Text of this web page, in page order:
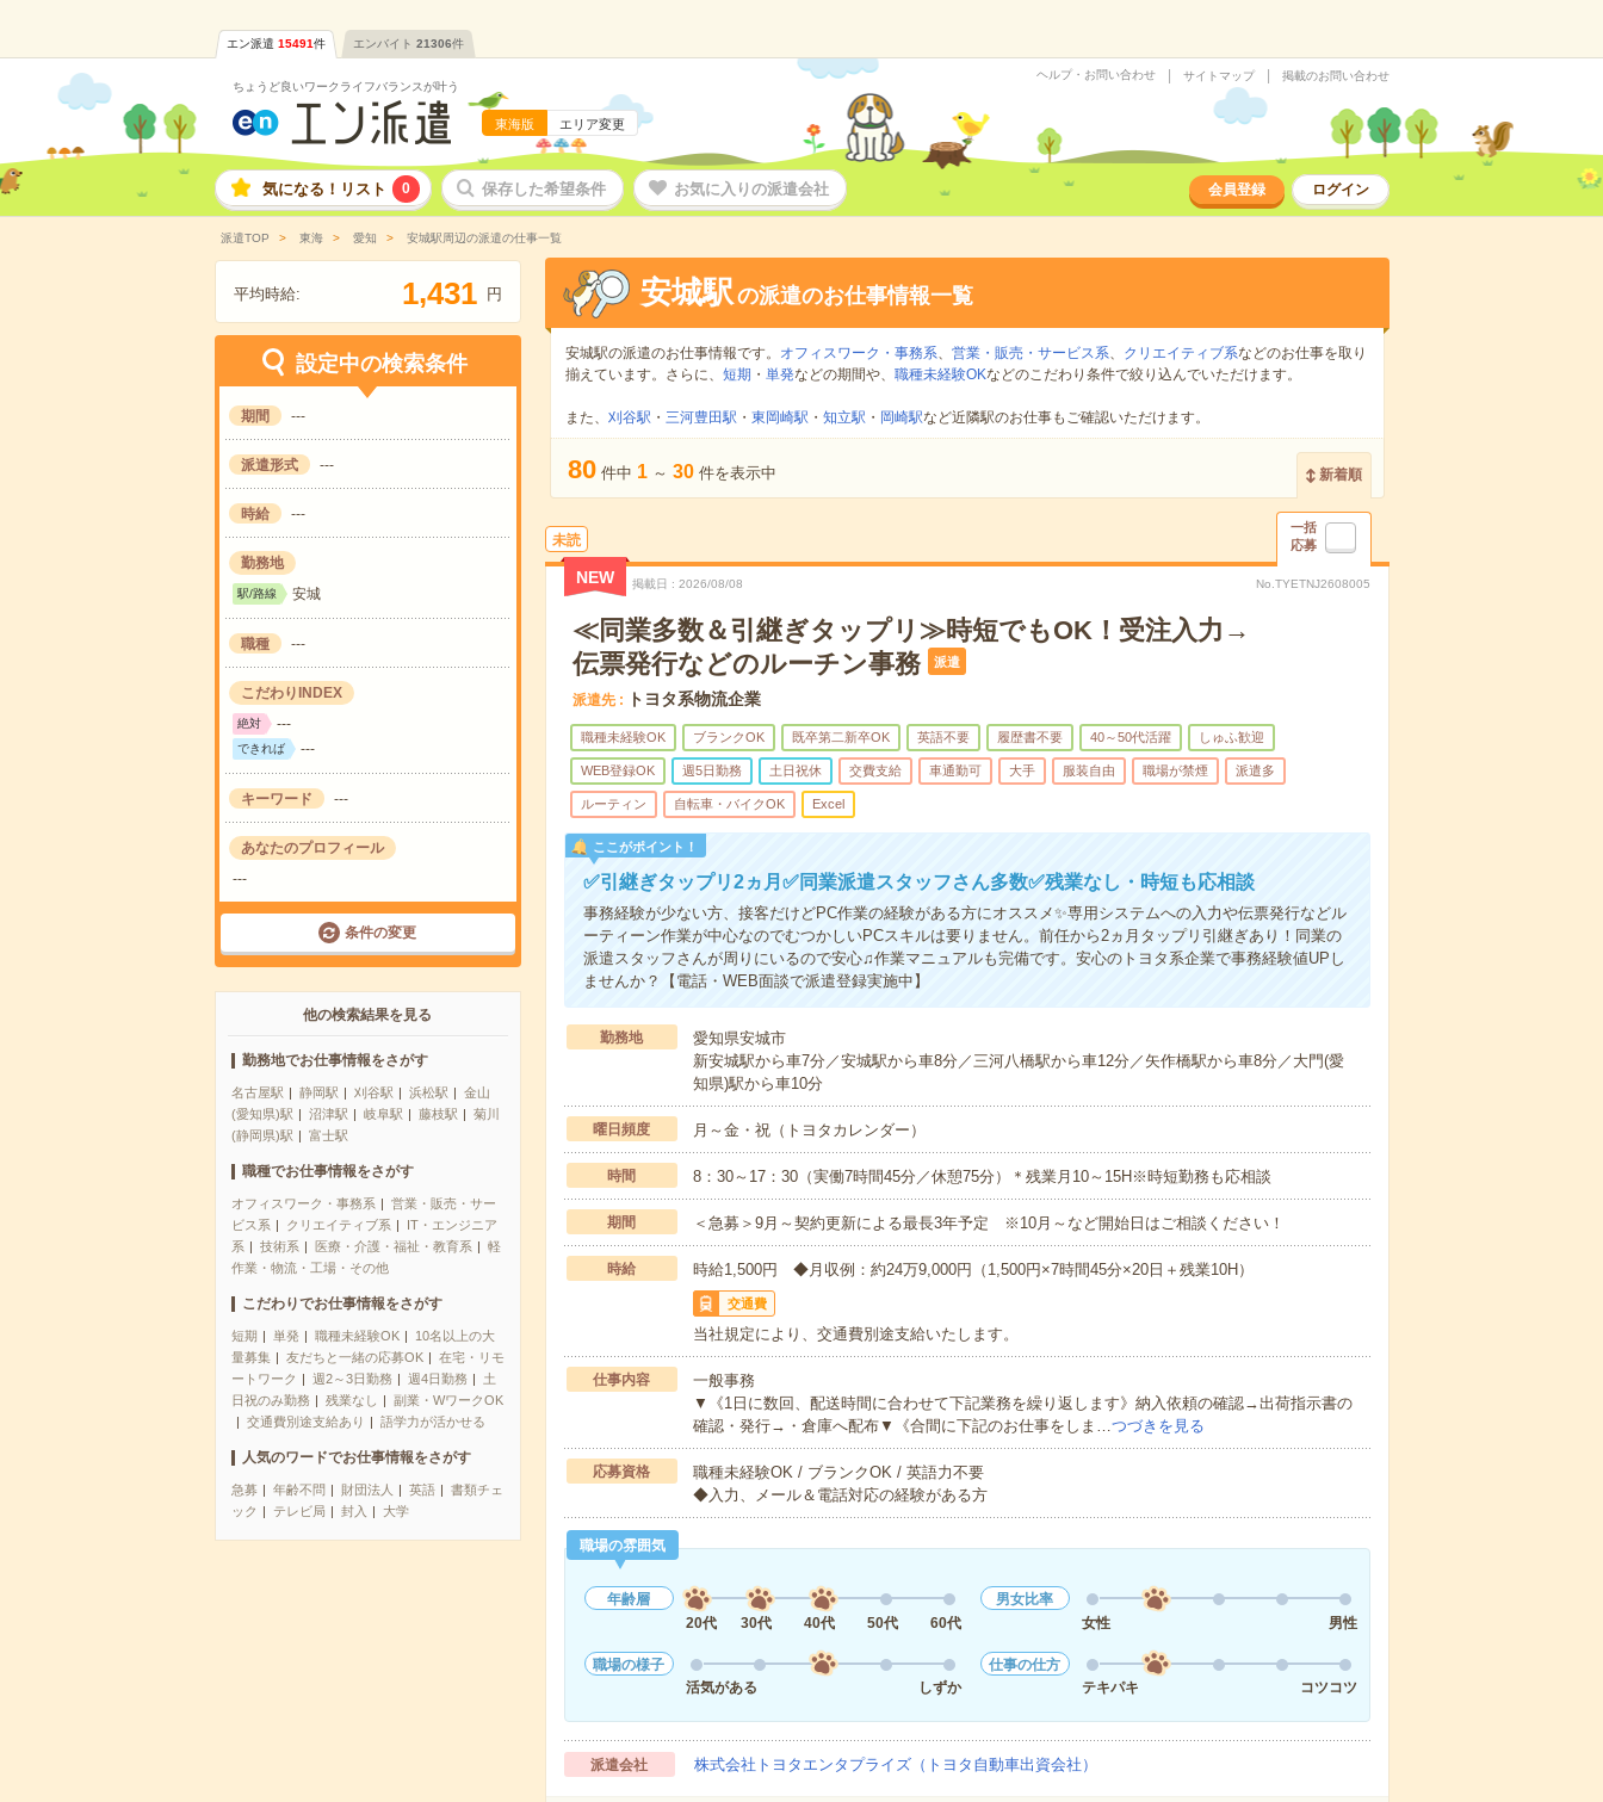
エン派遣 15491件 エンバイト 21306件
ちょうど良いワークライフバランスが叶う
東海版 エリア変更
ヘルプ・お問い合わせ サイトマップ 掲載のお問い合わせ
気になる！リスト 0 保存した希望条件 お気に入りの派遣会社 会員登録 ログイン
派遣TOP 東海 愛知 安城駅周辺の派遣の仕事一覧
平均時給: 1,431 円
設定中の検索条件
期間 ---
派遣形式 ---
時給 ---
勤務地
駅/路線 安城
職種 ---
こだわりINDEX
絶対 ---
できれば ---
キーワード ---
あなたのプロフィール
---
条件の変更
他の検索結果を見る
勤務地でお仕事情報をさがす
名古屋駅 静岡駅 刈谷駅 浜松駅
金山
(愛知県)駅
沼津駅 岐阜駅 藤枝駅
菊川
(静岡県)駅
富士駅
職種でお仕事情報をさがす
オフィスワーク・事務系
営業・販売・サー
ビス系
クリエイティブ系
IT・エンジニア
系
技術系 医療・介護・福祉・教育系
軽
作業・物流・工場・その他
こだわりでお仕事情報をさがす
短期 単発 職種未経験OK
10名以上の大
量募集
友だちと一緒の応募OK
在宅・リモ
ートワーク
週2～3日勤務 週4日勤務
土
日祝のみ勤務
残業なし
副業・WワークOK
交通費別途支給あり
語学力が活かせる
人気のワードでお仕事情報をさがす
急募 年齢不問 財団法人 英語
書類チェ
ック
テレビ局 封入 大学
安城駅の派遣のお仕事情報一覧
安城駅の派遣のお仕事情報です。 オフィスワーク・事務系、 営業・販売・サービス系、 クリエイティブ系などのお仕事を取り
揃えています。さらに、 短期 ・ 単発などの期間や、 職種未経験OKなどのこだわり条件で絞り込んでいただけます。
また、 刈谷駅 ・ 三河豊田駅 ・ 東岡崎駅 ・ 知立駅 ・ 岡崎駅など近隣駅のお仕事もご確認いただけます。
80 件中 1 ～ 30 件を表示中 新着順
未読
一括
応募
NEW 掲載日 2026/08/08 No.TYETNJ2608005
≪同業多数＆引継ぎタップリ≫時短でもOK！受注入力→
伝票発行などのルーチン事務
派遣
派遣先 トヨタ系物流企業
職種未経験OK ブランクOK 既卒第二新卒OK 英語不要 履歴書不要 40～50代活躍 しゅふ歓迎
WEB登録OK 週5日勤務 土日祝休 交費支給 車通勤可 大手 服装自由 職場が禁煙 派遣多
ルーティン 自転車・バイクOK Excel
ここがポイント！
✅引継ぎタップリ2ヵ月✅同業派遣スタッフさん多数✅残業なし・時短も応相談
事務経験が少ない方、接客だけどPC作業の経験がある方にオススメ✨専用システムへの入力や伝票発行などル
ーティーン作業が中心なのでむつかしいPCスキルは要りません。前任から2ヵ月タップリ引継ぎあり！同業の
派遣スタッフさんが周りにいるので安心♫作業マニュアルも完備です。安心のトヨタ系企業で事務経験値UPし
ませんか？【電話・WEB面談で派遣登録実施中】
勤務地
愛知県安城市
新安城駅から車7分／安城駅から車8分／三河八橋駅から車12分／矢作橋駅から車8分／大門(愛
知県)駅から車10分
曜日頻度 月～金・祝（トヨタカレンダー）
時間 8：30～17：30（実働7時間45分／休憩75分）＊残業月10～15H※時短勤務も応相談
期間 ＜急募＞9月～契約更新による最長3年予定 ※10月～など開始日はご相談ください！
時給 時給1,500円 ◆月収例：約24万9,000円（1,500円×7時間45分×20日＋残業10H）
交通費
当社規定により、交通費別途支給いたします。
仕事内容
一般事務
▼《1日に数回、配送時間に合わせて下記業務を繰り返します》納入依頼の確認→出荷指示書の
確認・発行→・倉庫へ配布▼《合間に下記のお仕事をしま…つづきを見る
応募資格
職種未経験OK / ブランクOK / 英語力不要
◆入力、メール＆電話対応の経験がある方
職場の雰囲気
年齢層
20代
30代 40代 50代 60代
男女比率
女性
男性
職場の様子
活気がある
しずか
仕事の仕方
テキパキ
コツコツ
派遣会社 株式会社トヨタエンタプライズ（トヨタ自動車出資会社）